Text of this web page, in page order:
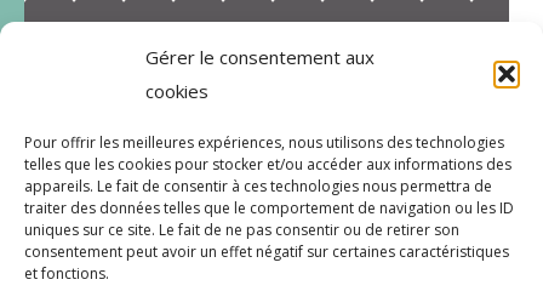
Gérer le consentement aux
cookies
Pour offrir les meilleures expériences, nous utilisons des technologies
telles que les cookies pour stocker et/ou accéder aux informations des
appareils. Le fait de consentir à ces technologies nous permettra de
traiter des données telles que le comportement de navigation ou les ID
uniques sur ce site. Le fait de ne pas consentir ou de retirer son
consentement peut avoir un effet négatif sur certaines caractéristiques
et fonctions.
©2022-Tous droits réservés à Marie-Blandine Sallé
112719597996038/
CGV